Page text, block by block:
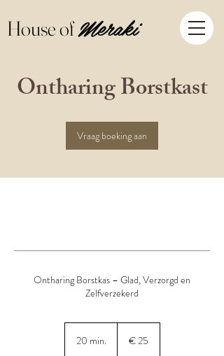
House ofMeraki
Ontharing Borstkast
Vraag boeking aan
Ontharing Borstkas – Glad, Verzorgd en
Zelfverzekerd
20 min. € 25